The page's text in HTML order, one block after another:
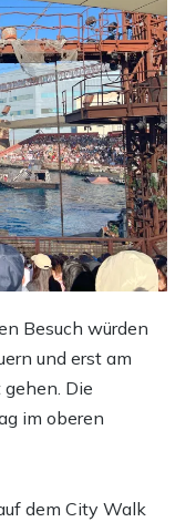
Besuch würden
und erst am
Die
im oberen
dem City Walk